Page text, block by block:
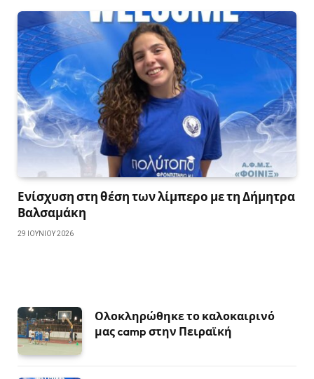
Ενίσχυση στη θέση των λίμπερο με τη Δήμητρα
Βαλσαμάκη
29 ΙΟΥΝΊΟΥ 2026
Ολοκληρώθηκε το καλοκαιρινό
μας camp στην Πειραϊκή